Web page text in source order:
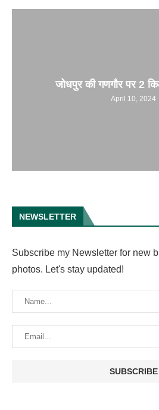
जोधपुर की गणगौर पर 2
April 10, 2024
NEWSLETTER
Subscribe my Newsletter for new
photos. Let's stay updated!